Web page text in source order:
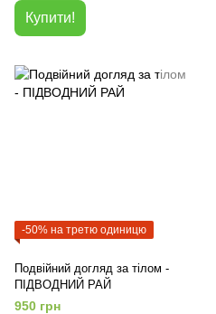
Купити!
-50% на третю одиницю
Подвійний догляд за тілом -
ПІДВОДНИЙ РАЙ
950 грн